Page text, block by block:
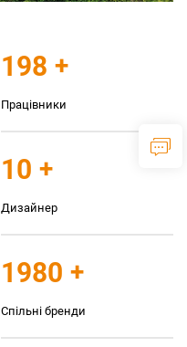
200 +
Працівники
10 +
Дизайнер
2000 +
Спільні бренди